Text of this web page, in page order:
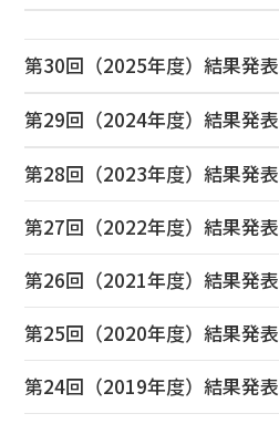
第30回（2025年度）結果発表
第29回（2024年度）結果発表
第28回（2023年度）結果発表
第27回（2022年度）結果発表
第26回（2021年度）結果発表
第25回（2020年度）結果発表
第24回（2019年度）結果発表